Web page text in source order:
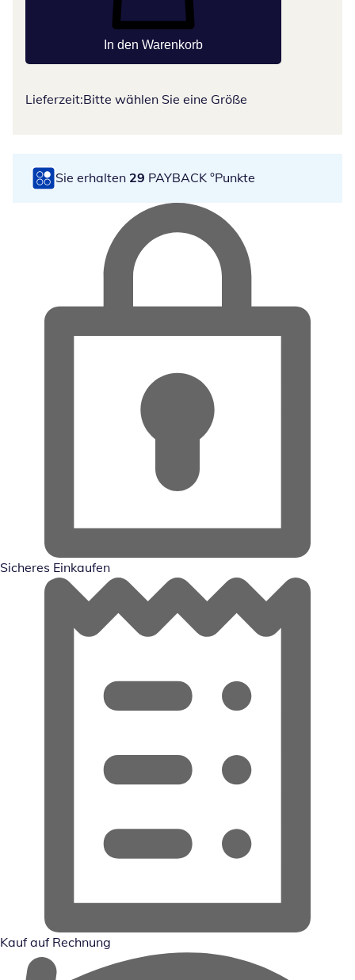
In den Warenkorb
Lieferzeit:Bitte wählen Sie eine Größe
Sie erhalten 29 PAYBACK °Punkte
Sicheres Einkaufen
Kauf auf Rechnung